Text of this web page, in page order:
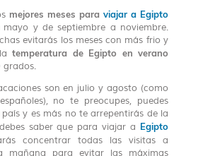
mejores meses para viajar a Egipto
y de septiembre a noviembre.
evitarás los meses con más frio y
latemperatura de Egipto en verano
grados.
son en julio y agosto (como
no te preocupes, puedes
y es más no te arrepentirás de la
saber que para viajar a Egipto
concentrar todas las visitas a
mañana para evitar las máximas